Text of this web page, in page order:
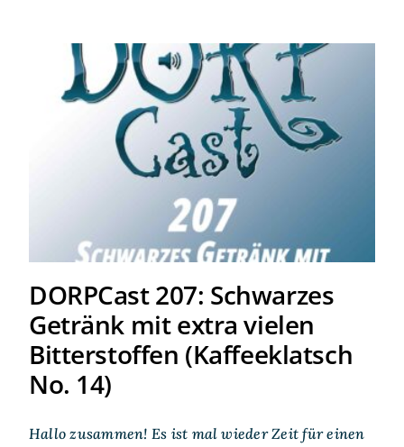
DORPCast 207: Schwarzes
Getränk mit extra vielen
Bitterstoffen (Kaffeeklatsch
No. 14)
DORPCast 207: Schwarzes
Getränk mit extra vielen
Bitterstoffen (Kaffeeklatsch
No. 14)
Hallo zusammen! Es ist mal wieder Zeit für einen